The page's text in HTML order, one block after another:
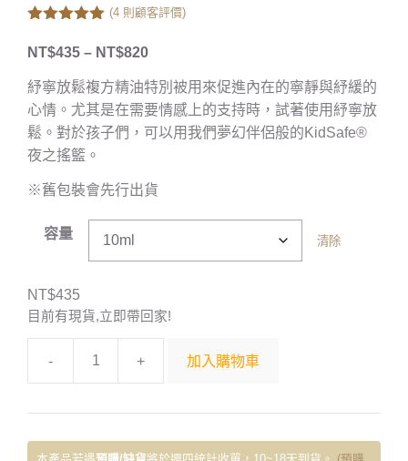
5
(4 則顧客評價)
NT$435 – NT$820
紓寧放鬆複方精油特別被用來促進內在的寧靜與紓緩的
心情。尤其是在需要情感上的支持時，試著使用紓寧放
鬆。對於孩子們，可以用我們夢幻伴侶般的KidSafe®
夜之搖籃。
※舊包裝會先行出貨
容量 清除
NT$435
目前有現貨,立即帶回家!
- + 加入購物車